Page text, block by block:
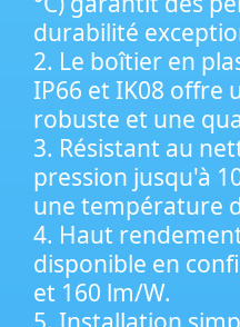
durabilité
2. Le boîtier en
IP66 et IK08 offre
robuste et une
3. Résistant au
pression jusqu'à
une température
4. Haut
disponible en
et 160 lm/W.